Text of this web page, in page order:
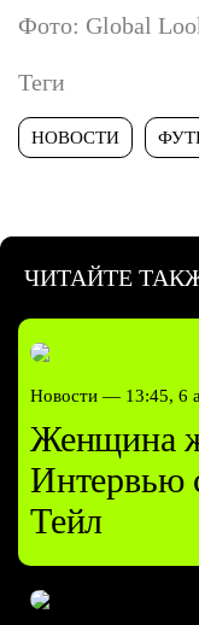
Фото: Global
Теги
НОВОСТИ
ЧИТАЙТЕ
Новости — 13:45, 6
Женщина
Интервью
Тейл